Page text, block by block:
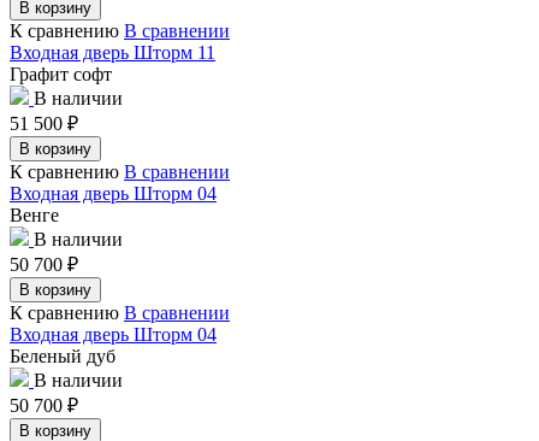
В корзину
К сравнению В сравнении
Входная дверь Шторм 11
Графит софт
В наличии
51 500 ₽
В корзину
К сравнению В сравнении
Входная дверь Шторм 04
Венге
В наличии
50 700 ₽
В корзину
К сравнению В сравнении
Входная дверь Шторм 04
Беленый дуб
В наличии
50 700 ₽
В корзину